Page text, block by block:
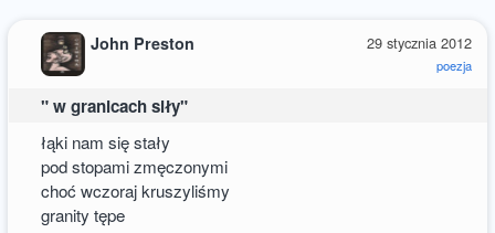
29 stycznia 2012
poezja
John Preston
" w granicach siły"
łąki nam się stały
pod stopami zmęczonymi
choć wczoraj kruszyliśmy
granity tępe